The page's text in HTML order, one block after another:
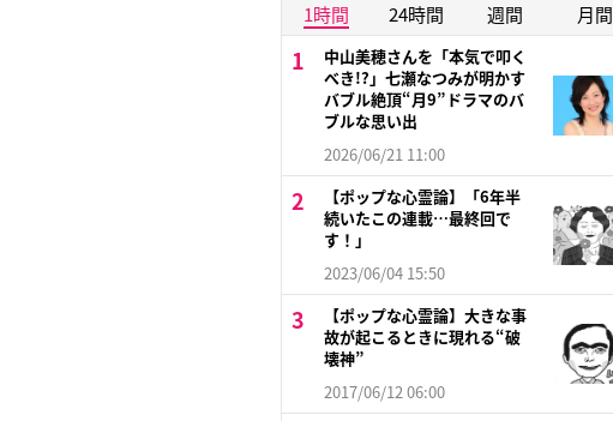
1時間 24時間 週間 月間
中山美穂さんを「本気で叩く
べき!?」七瀬なつみが明かす
バブル絶頂“月9”ドラマのバ
ブルな思い出
2026/06/21 11:00
【ポップな心霊論】「6年半
続いたこの連載…最終回で
す！」
2023/06/04 15:50
【ポップな心霊論】大きな事
故が起こるときに現れる“破
壊神”
2017/06/12 06:00